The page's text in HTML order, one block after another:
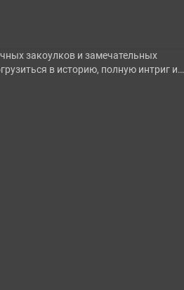
закоулков и замечательных
в историю, полную интриг и…